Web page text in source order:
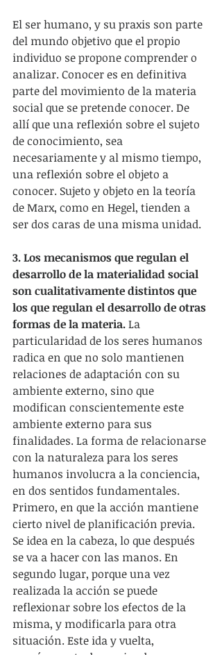
El ser humano, y su praxis son parte
del mundo objetivo que el propio
individuo se propone comprender o
analizar. Conocer es en definitiva
parte del movimiento de la materia
social que se pretende conocer. De
allí que una reflexión sobre el sujeto
de conocimiento, sea
necesariamente y al mismo tiempo,
una reflexión sobre el objeto a
conocer. Sujeto y objeto en la teoría
de Marx, como en Hegel, tienden a
ser dos caras de una misma unidad.
3. Los mecanismos que regulan el
desarrollo de la materialidad social
son cualitativamente distintos que
los que regulan el desarrollo de otras
formas de la materia. La
particularidad de los seres humanos
radica en que no solo mantienen
relaciones de adaptación con su
ambiente externo, sino que
modifican conscientemente este
ambiente externo para sus
finalidades. La forma de relacionarse
con la naturaleza para los seres
humanos involucra a la conciencia,
en dos sentidos fundamentales.
Primero, en que la acción mantiene
cierto nivel de planificación previa.
Se idea en la cabeza, lo que después
se va a hacer con las manos. En
segundo lugar, porque una vez
realizada la acción se puede
reflexionar sobre los efectos de la
misma, y modificarla para otra
situación. Este ida y vuelta,